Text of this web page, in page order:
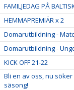
FAMILJEDAG PÅ
HEMMAPREMIÄR x 2
Domarutbildning -
Domarutbildning -
KICK OFF 21-22
Bli en av oss, nu
säsong!